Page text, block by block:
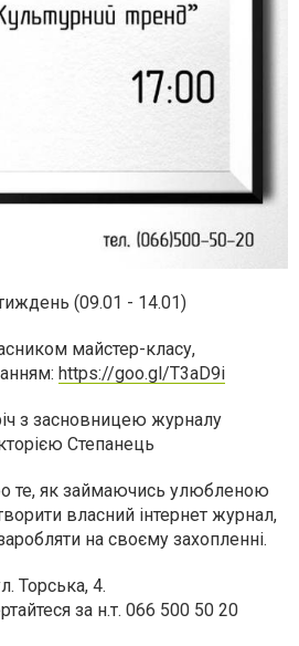
(09.01 - 14.01)
майстер-класу,
https://goo.gl/T3aD9i
з засновницею журналу
Степанець
те, як займаючись улюбленою
власний інтернет журнал,
на своєму захопленні.
Торська, 4.
за н.т. 066 500 50 20